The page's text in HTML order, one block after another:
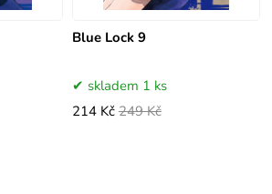
Blue Lock 9
skladem 1 ks
214 Kč 249 Kč